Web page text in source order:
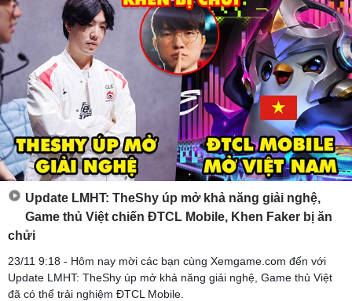
Update LMHT: TheShy úp mở khả năng giải nghệ,
Game thủ Việt chiến ĐTCL Mobile, Khen Faker bị ăn
chửi
23/11 9:18 - Hôm nay mời các bạn cùng Xemgame.com đến với
Update LMHT: TheShy úp mở khả năng giải nghệ, Game thủ Việt
đã có thể trải nghiệm ĐTCL Mobile.